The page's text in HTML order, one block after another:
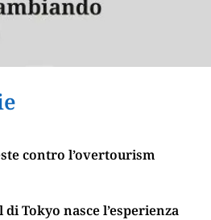
contro l’overtourism
Tokyo nasce l’esperienza